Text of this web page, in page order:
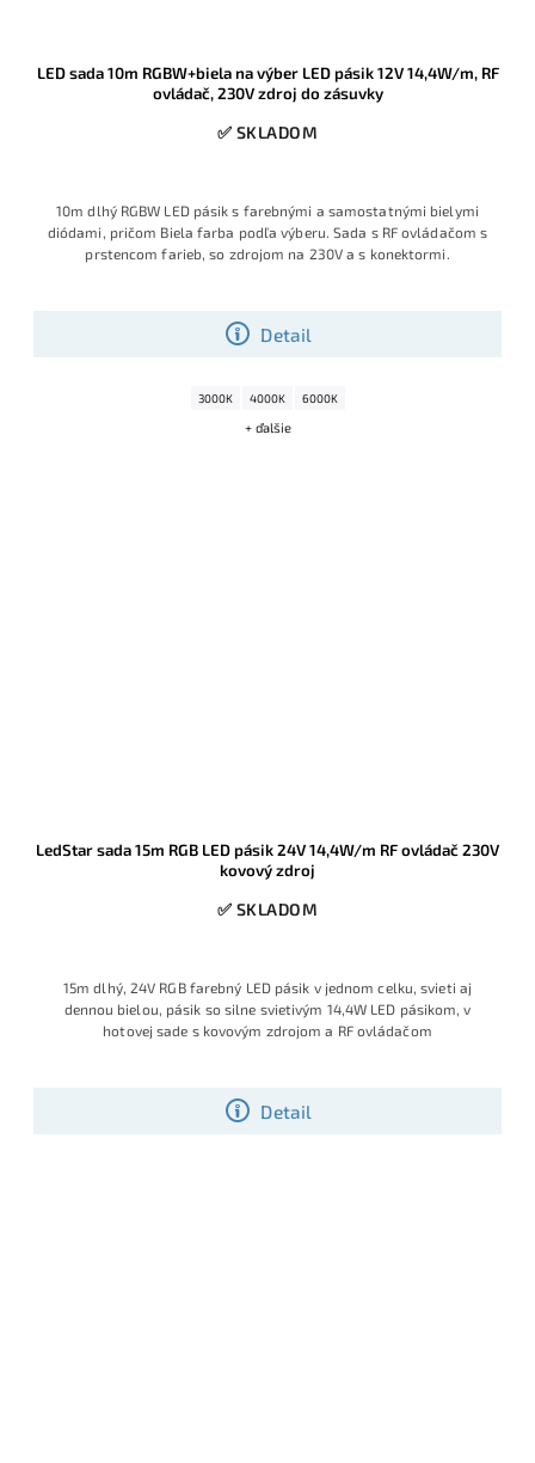
LED sada 10m RGBW+biela na výber LED pásik 12V 14,4W/m, RF
ovládač, 230V zdroj do zásuvky
✅ SKLADOM
Detail
10m dlhý RGBW LED pásik s farebnými a samostatnými bielymi
diódami, pričom Biela farba podľa výberu. Sada s RF ovládačom s
prstencom farieb, so zdrojom na 230V a s konektormi.
3000K 4000K 6000K
+ ďalšie
LedStar sada 15m RGB LED pásik 24V 14,4W/m RF ovládač 230V
kovový zdroj
✅ SKLADOM
Detail
15m dlhý, 24V RGB farebný LED pásik v jednom celku, svieti aj
dennou bielou, pásik so silne svietivým 14,4W LED pásikom, v
hotovej sade s kovovým zdrojom a RF ovládačom